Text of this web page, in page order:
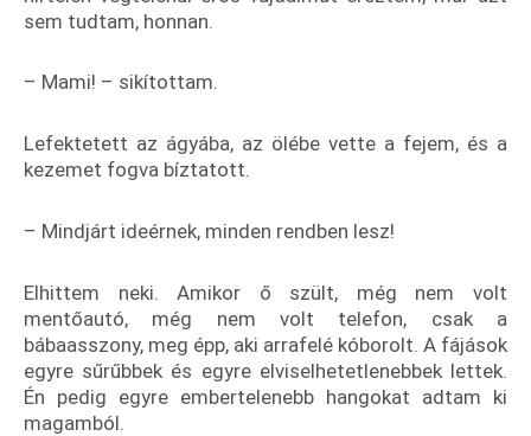
sem tudtam, honnan.
– Mami! – sikítottam.
Lefektetett az ágyába, az ölébe vette a fejem, és a
kezemet fogva bíztatott.
– Mindjárt ideérnek, minden rendben lesz!
Elhittem neki. Amikor ő szült, még nem volt
mentőautó, még nem volt telefon, csak a
bábaasszony, meg épp, aki arrafelé kóborolt. A fájások
egyre sűrűbbek és egyre elviselhetetlenebbek lettek.
Én pedig egyre embertelenebb hangokat adtam ki
magamból.